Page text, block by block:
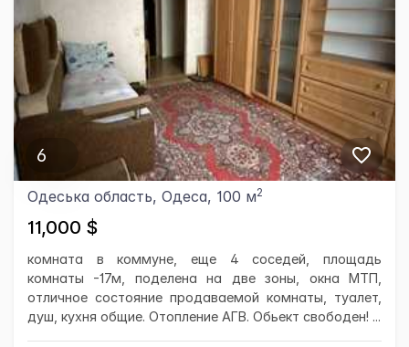
6
Одеська область, Одеса, 100 м2
11,000 $
комната в коммуне, еще 4 соседей, площадь
комнаты -17м, поделена на две зоны, окна МТП,
отличное состояние продаваемой комнаты, туалет,
душ, кухня общие. Отопление АГВ. Обьект свободен! ...